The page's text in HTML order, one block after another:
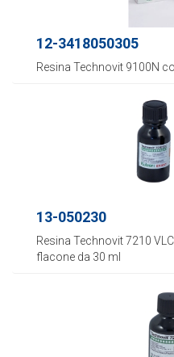
12-3418050305
Resina Technovit 9100N
13-050230
Resina Technovit 7210
flacone da 30 ml